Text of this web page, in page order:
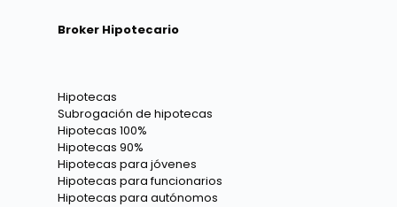
Broker Hipotecario
Hipotecas
Subrogación de hipotecas
Hipotecas 100%
Hipotecas 90%
Hipotecas para jóvenes
Hipotecas para funcionarios
Hipotecas para autónomos